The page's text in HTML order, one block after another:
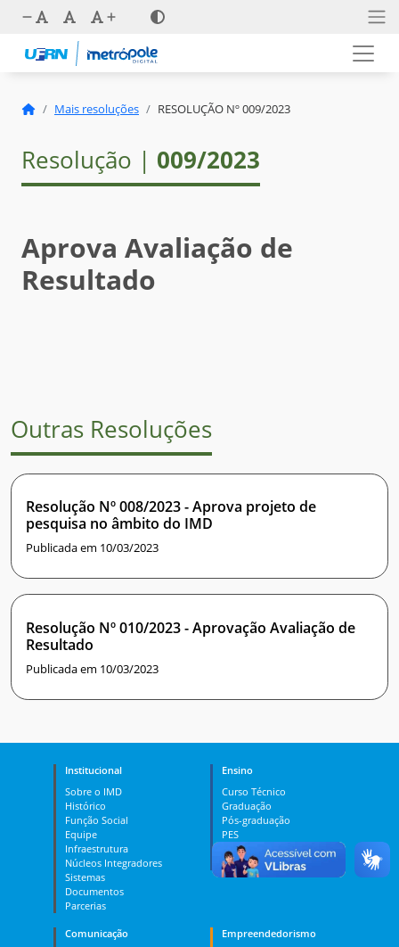
Mais resoluções RESOLUÇÃO Nº 009/2023
Resolução | 009/2023
Aprova Avaliação de
Resultado
Outras Resoluções
Resolução Nº 008/2023 - Aprova projeto de
pesquisa no âmbito do IMD
Publicada em 10/03/2023
Resolução Nº 010/2023 - Aprovação Avaliação de
Resultado
Publicada em 10/03/2023
Institucional
Sobre o IMD
Histórico
Função Social
Equipe
Infraestrutura
Núcleos Integradores
Sistemas
Documentos
Parcerias
Ensino
Curso Técnico
Graduação
Pós-graduação
PES
MOOC
Dúvidas
Comunicação
Empreendedorismo